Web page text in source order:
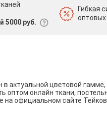
5000 руб.
Гибкая
в актуальной цветовой
оптом онлайн ткани,
на официальном сайте